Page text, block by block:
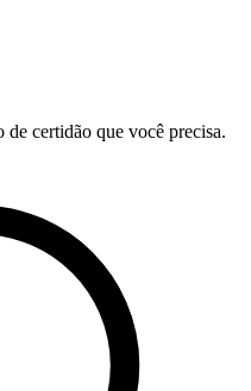
certidão que você precisa.